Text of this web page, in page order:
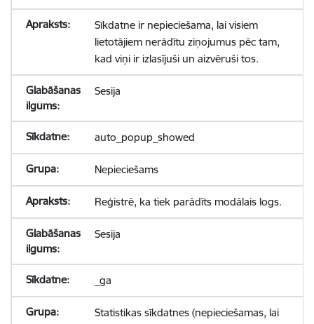
Sīkdatne ir nepieciešama, lai visiem
lietotājiem nerādītu ziņojumus pēc tam,
kad viņi ir izlasījuši un aizvēruši tos.
Sesija
auto_popup_showed
Nepieciešams
Reģistrē, ka tiek parādīts modālais logs.
Sesija
_ga
Statistikas sīkdatnes (nepieciešamas, lai